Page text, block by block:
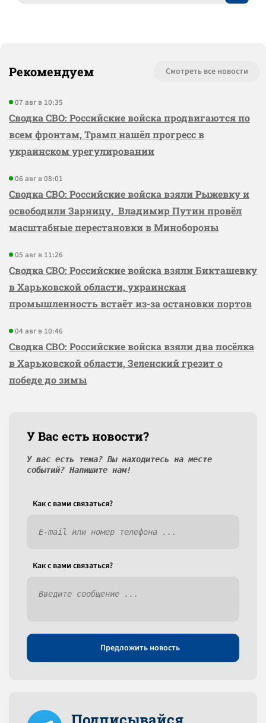
Рекомендуем Смотреть все новости
07 авг в 10:35
Сводка СВО: Российские войска продвигаются по
всем фронтам, Трамп нашёл прогресс в
украинском урегулировании
06 авг в 08:01
Сводка СВО: Российские войска взяли Рыжевку и
освободили Зарницу, Владимир Путин провёл
масштабные перестановки в Минобороны
05 авг в 11:26
Сводка СВО: Российские войска взяли Бикташевку
в Харьковской области, украинская
промышленность встаёт из-за остановки портов
04 авг в 10:46
Сводка СВО: Российские войска взяли два посёлка
в Харьковской области, Зеленский грезит о
победе до зимы
У Вас есть новости?
У вас есть тема? Вы находитесь на месте
событий? Напишите нам!
Как c вами связаться?
Как c вами связаться?
Предложить новость